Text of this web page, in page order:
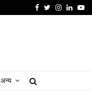
FacebookTwitter
Instagram
अन्य